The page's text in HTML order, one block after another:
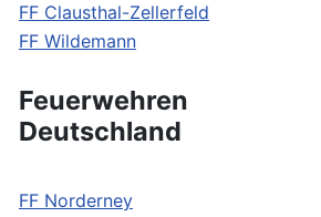
FF Clausthal-Zellerfeld
FF Wildemann
Feuerwehren
Deutschland
FF Norderney